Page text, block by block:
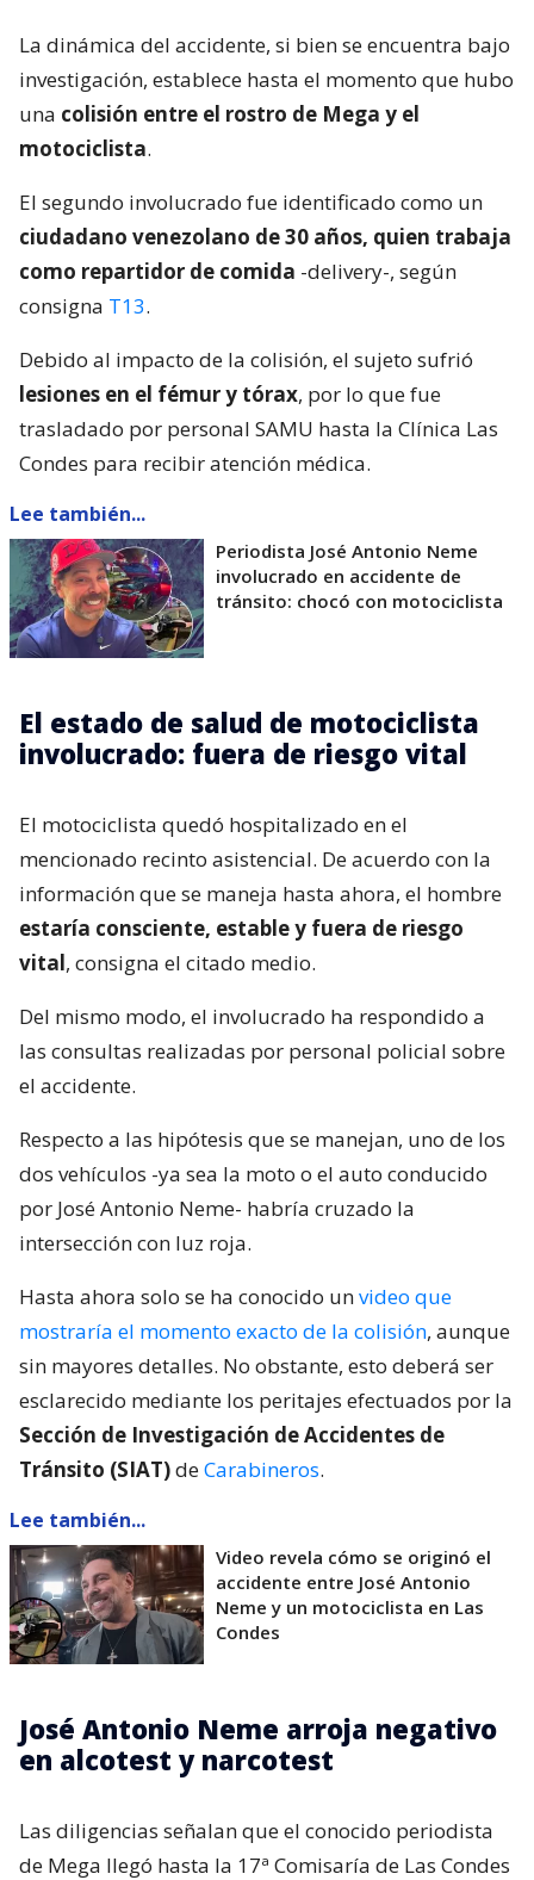
La dinámica del accidente, si bien se encuentra bajo
investigación, establece hasta el momento que hubo
una colisión entre el rostro de Mega y el
motociclista.
El segundo involucrado fue identificado como un
ciudadano venezolano de 30 años, quien trabaja
como repartidor de comida -delivery-, según
consigna T13.
Debido al impacto de la colisión, el sujeto sufrió
lesiones en el fémur y tórax, por lo que fue
trasladado por personal SAMU hasta la Clínica Las
Condes para recibir atención médica.
Lee también...
Periodista José Antonio Neme
involucrado en accidente de
tránsito: chocó con motociclista
El estado de salud de motociclista
involucrado: fuera de riesgo vital
El motociclista quedó hospitalizado en el
mencionado recinto asistencial. De acuerdo con la
información que se maneja hasta ahora, el hombre
estaría consciente, estable y fuera de riesgo
vital, consigna el citado medio.
Del mismo modo, el involucrado ha respondido a
las consultas realizadas por personal policial sobre
el accidente.
Respecto a las hipótesis que se manejan, uno de los
dos vehículos -ya sea la moto o el auto conducido
por José Antonio Neme- habría cruzado la
intersección con luz roja.
Hasta ahora solo se ha conocido unvideo que
mostraría el momento exacto de la colisión, aunque
sin mayores detalles. No obstante, esto deberá ser
esclarecido mediante los peritajes efectuados por la
Sección de Investigación de Accidentes de
Tránsito (SIAT)deCarabineros.
Lee también...
Video revela cómo se originó el
accidente entre José Antonio
Neme y un motociclista en Las
Condes
José Antonio Neme arroja negativo
en alcotest y narcotest
Las diligencias señalan que el conocido periodista
de Mega llegó hasta la 17ª Comisaría de Las Condes